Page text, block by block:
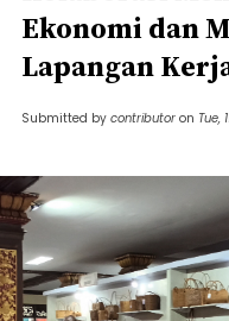
Ekonomi dan
Lapangan
Submitted by contributor on Tue,